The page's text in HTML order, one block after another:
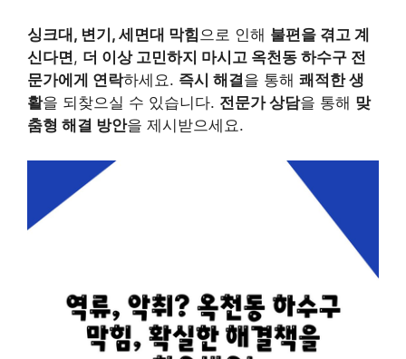
싱크대, 변기, 세면대 막힘으로 인해 불편을 겪고 계
신다면, 더 이상 고민하지 마시고 옥천동 하수구 전
문가에게 연락하세요. 즉시 해결을 통해 쾌적한 생
활을 되찾으실 수 있습니다. 전문가 상담을 통해 맞
춤형 해결 방안을 제시받으세요.